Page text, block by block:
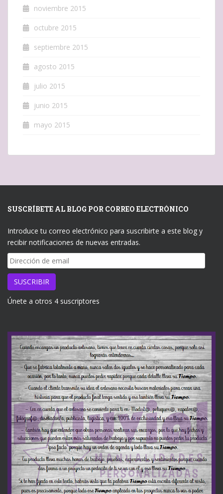
noviembre 2015
octubre 2015
septiembre 2015
agosto 2015
julio 2015
junio 2015
mayo 2015
SUSCRÍBETE AL BLOG POR CORREO ELECTRÓNICO
Introduce tu correo electrónico para suscribirte a este blog y
recibir notificaciones de nuevas entradas.
Dirección
de
email
SUSCRIBIR
Únete a otros 4 suscriptores